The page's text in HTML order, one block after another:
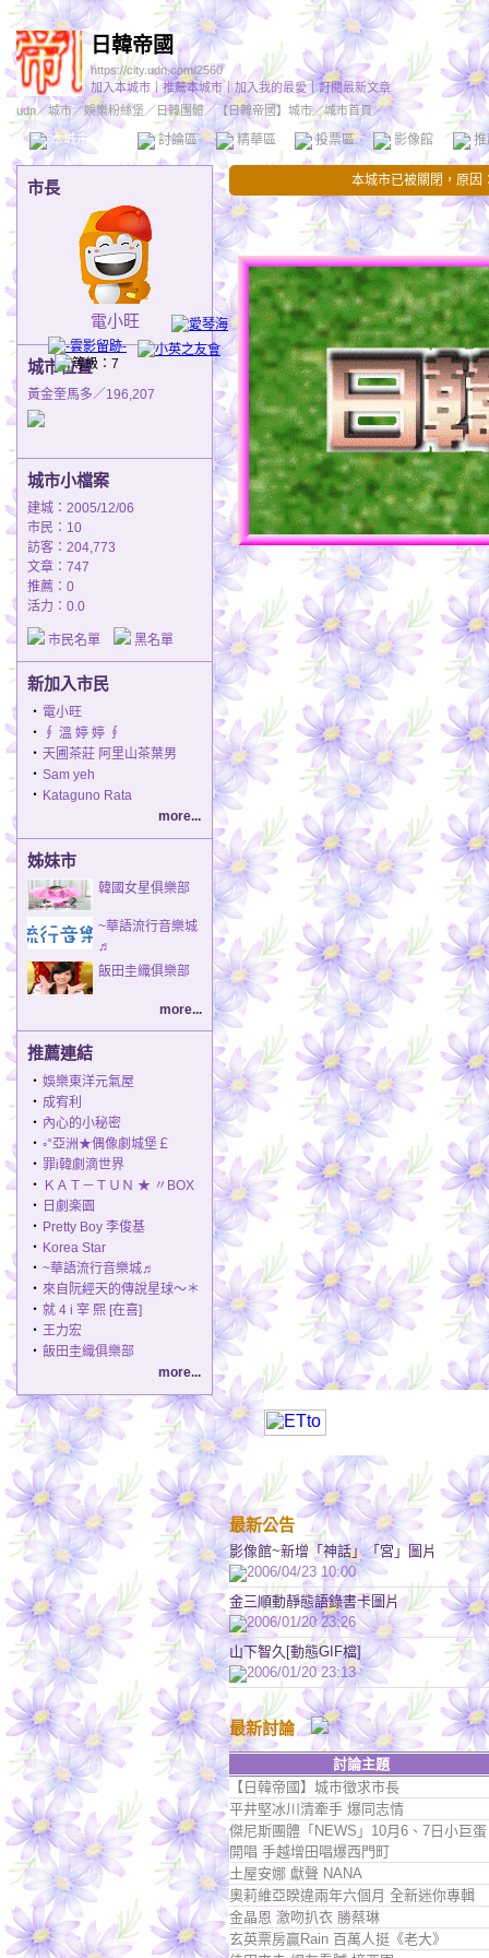
日韓帝國
https://city.udn.com/2560
加入本城市 ｜推薦本城市 ｜加入我的最愛｜ 訂閱最新文章
udn／城市／娛樂粉絲堡 ／ 日韓團體／【日韓帝國】城市／城市首頁／
本城市首頁 討論區 精華區 投票區 影像館
市長
電小旺
城市位置
黃金奎馬多／196,207
城市小檔案
建城：2005/12/06
市民：10
訪客：204,773
文章：747
推薦： 0
活力：0.0
市民名單 黑名單
新加入市民
‧ 電小旺
‧
∮ 溫 婷 婷 ∮
‧ 天圃茶莊 阿里山茶葉男
‧ Sam yeh
‧ Kataguno Rata
more...
姊妹市
韓國女星俱樂部
~華語流行音樂城
♬
飯田圭織俱樂部
more...
推薦連結
‧ 娛樂東洋元氣屋
‧ 成宥利
‧ 內心的小秘密
‧ ◦°亞洲★偶像劇城堡￡
‧ 罪i韓劇滴世界
‧
ＫＡＴ－ＴＵＮ ★ 〃BOX
‧ 日劇楽園
‧ Pretty Boy 李俊基
‧ Korea Star
‧ ~華語流行音樂城♬
‧ 來自阮經天的傳說星球～＊
‧ 就 4 i 宰 熙 [在喜]
‧ 王力宏
‧ 飯田圭織俱樂部
more...
本城市已被關閉，原因
最新公告
影像館~新增「神話」「宮」圖片
2006/04/23 10:00
金三順動靜態語錄書卡圖片
2006/01/20 23:26
山下智久[動態GIF檔]
2006/01/20 23:13
最新討論
討論主題
【日韓帝國】城市徵求市長
平井堅冰川清牽手 爆同志情
傑尼斯團體「NEWS」10月6、7日小巨蛋
開唱 手越增田唱爆西門町
土屋安娜 獻聲 NANA
奧莉維亞睽違兩年六個月 全新迷你專輯
金晶恩 激吻扒衣 勝蔡琳
玄英票房贏Rain 百萬人挺《老大》